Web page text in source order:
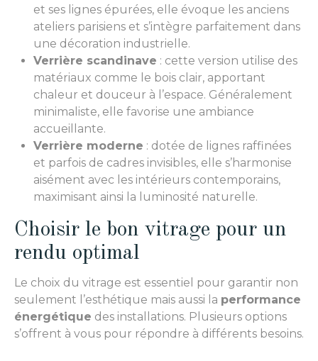
et ses lignes épurées, elle évoque les anciens
ateliers parisiens et s’intègre parfaitement dans
une décoration industrielle.
Verrière scandinave : cette version utilise des
matériaux comme le bois clair, apportant
chaleur et douceur à l’espace. Généralement
minimaliste, elle favorise une ambiance
accueillante.
Verrière moderne : dotée de lignes raffinées
et parfois de cadres invisibles, elle s’harmonise
aisément avec les intérieurs contemporains,
maximisant ainsi la luminosité naturelle.
Choisir le bon vitrage pour un
rendu optimal
Le choix du vitrage est essentiel pour garantir non
seulement l’esthétique mais aussi la performance
énergétique des installations. Plusieurs options
s’offrent à vous pour répondre à différents besoins.